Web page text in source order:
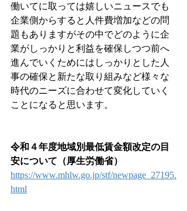
働いてに取っては嬉しいニュースでも
企業側からすると人件費増加などの問
題もありますがその中でどのように企
業がしっかりと利益を確保しつつ前へ
進んでいくためにはしっかりとした人
事の確保と新たな取り組みなど様々な
時代のニーズに合わせて変化していく
ことになると思います。
令和４年度地域別最低賃金額改定の目
安について（厚生労働省）
https://www.mhlw.go.jp/stf/newpage_27195.
html